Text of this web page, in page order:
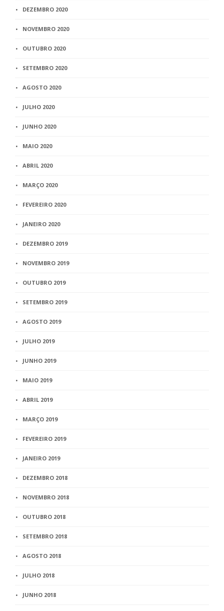
DEZEMBRO 2020
NOVEMBRO 2020
OUTUBRO 2020
SETEMBRO 2020
AGOSTO 2020
JULHO 2020
JUNHO 2020
MAIO 2020
ABRIL 2020
MARÇO 2020
FEVEREIRO 2020
JANEIRO 2020
DEZEMBRO 2019
NOVEMBRO 2019
OUTUBRO 2019
SETEMBRO 2019
AGOSTO 2019
JULHO 2019
JUNHO 2019
MAIO 2019
ABRIL 2019
MARÇO 2019
FEVEREIRO 2019
JANEIRO 2019
DEZEMBRO 2018
NOVEMBRO 2018
OUTUBRO 2018
SETEMBRO 2018
AGOSTO 2018
JULHO 2018
JUNHO 2018